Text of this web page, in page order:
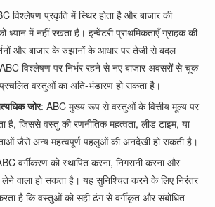
विश्लेषण प्रकृति में स्थिर होता है और बाजार की
ध्यान में नहीं रखता है। इन्वेंटरी प्राथमिकताएँ ग्राहक की
और बाजार के रुझानों के आधार पर तेजी से बदल
विश्लेषण पर निर्भर रहने से नए बाजार अवसरों से चूक
वस्तुओं का अति-भंडारण हो सकता है।
जोर: ABC मुख्य रूप से वस्तुओं के वित्तीय मूल्य पर
है, जिससे वस्तु की रणनीतिक महत्वता, लीड टाइम, या
जैसे अन्य महत्वपूर्ण पहलुओं की अनदेखी हो सकती है।
वर्गीकरण को स्थापित करना, निगरानी करना और
वाला हो सकता है। यह सुनिश्चित करने के लिए निरंतर
करता है कि वस्तुओं को सही ढंग से वर्गीकृत और संबोधित